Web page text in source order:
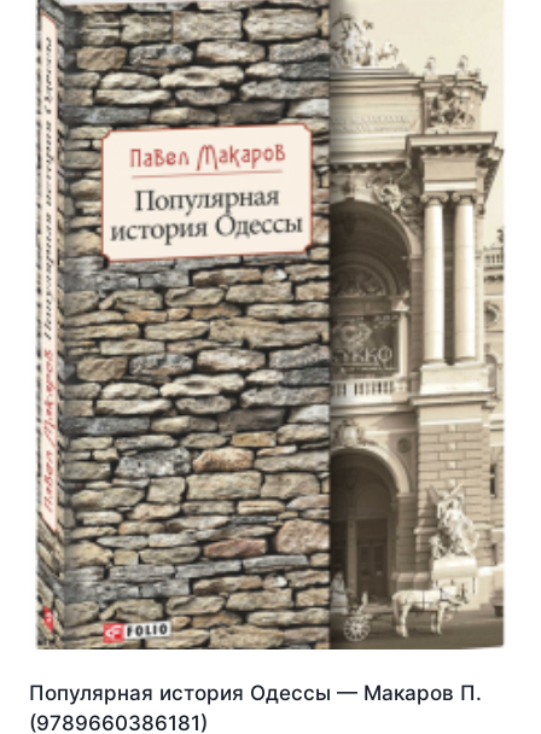
Популярная история Одессы — Макаров П.
(9789660386181)